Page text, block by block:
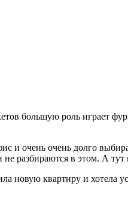
большую роль играет
и очень очень долго
разбираются в этом. А тут
новую квартиру и хотела